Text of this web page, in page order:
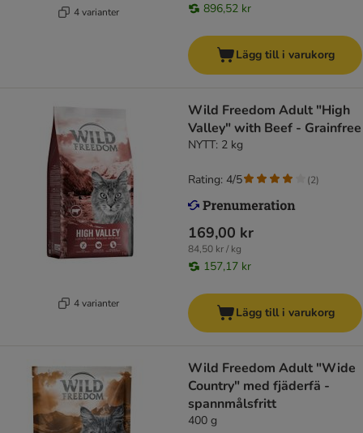
4 varianter 896,52 kr
Lägg till i varukorg
4 varianter
Wild Freedom Adult "High
Valley" with Beef - Grainfree
NYTT: 2 kg
169,00 kr
84,50 kr / kg
157,17 kr
Rating: 4/5 (2)
Lägg till i varukorg
Wild Freedom Adult "Wide
Country" med fjäderfä -
spannmålsfritt
400 g